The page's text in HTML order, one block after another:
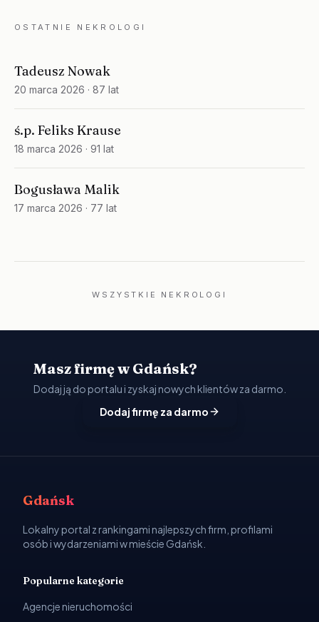
OSTATNIE NEKROLOGI
Tadeusz Nowak
20 marca 2026 · 87 lat
ś.p. Feliks Krause
18 marca 2026 · 91 lat
Bogusława Malik
17 marca 2026 · 77 lat
WSZYSTKIE NEKROLOGI
Masz firmę w Gdańsk?
Dodaj ją do portalu i zyskaj nowych klientów za darmo.
Dodaj firmę za darmo
Gdańsk
Lokalny portal z rankingami najlepszych firm, profilami
osób i wydarzeniami w mieście Gdańsk.
Popularne kategorie
Agencje nieruchomości